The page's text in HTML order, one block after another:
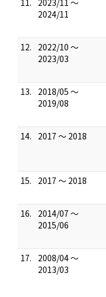
11.
2023/11 ～
2024/11
12.
2022/10 ～
2023/03
13.
2018/05 ～
2019/08
14.
2017 ～ 2018
15.
2017 ～ 2018
16.
2014/07 ～
2015/06
17.
2008/04 ～
2013/03